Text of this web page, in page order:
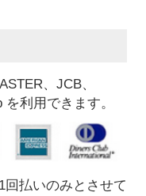
、JCB、
利用できます。
回払いのみとさせて